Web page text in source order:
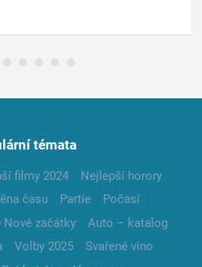
témata
filmy 2024
Nejlepší horory
času Partie
Počasí
Nové začátky
Auto – katalog
Volby 2025
Svařené víno